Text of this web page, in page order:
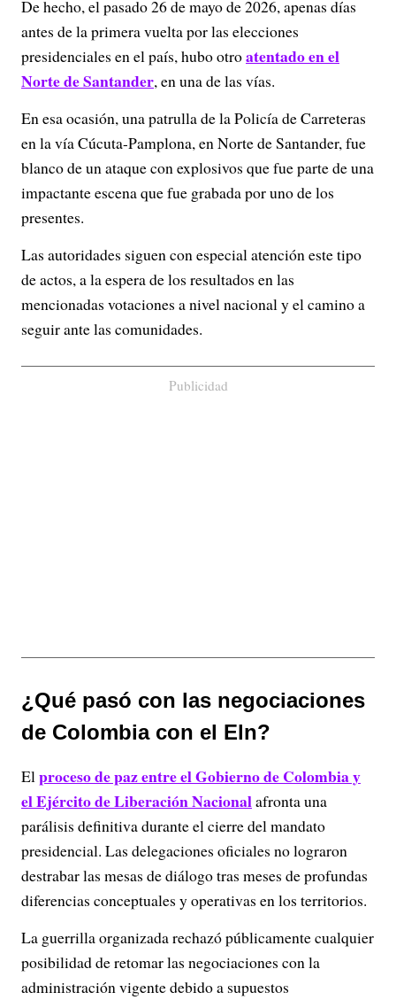
De hecho, el pasado 26 de mayo de 2026, apenas días
antes de la primera vuelta por las elecciones
presidenciales en el país, hubo otroatentado en el
Norte de Santander, en una de las vías.
En esa ocasión, una patrulla de la Policía de Carreteras
en la vía Cúcuta-Pamplona, en Norte de Santander, fue
blanco de un ataque con explosivos que fue parte de una
impactante escena que fue grabada por uno de los
presentes.
Las autoridades siguen con especial atención este tipo
de actos, a la espera de los resultados en las
mencionadas votaciones a nivel nacional y el camino a
seguir ante las comunidades.
Publicidad
¿Qué pasó con las negociaciones
de Colombia con el Eln?
Elproceso de paz entre el Gobierno de Colombia y
el Ejército de Liberación Nacionalafronta una
parálisis definitiva durante el cierre del mandato
presidencial. Las delegaciones oficiales no lograron
destrabar las mesas de diálogo tras meses de profundas
diferencias conceptuales y operativas en los territorios.
La guerrilla organizada rechazó públicamente cualquier
posibilidad de retomar las negociaciones con la
administración vigente debido a supuestos